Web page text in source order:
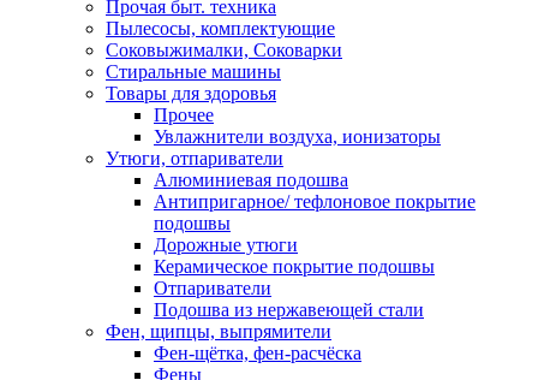
Прочая быт. техника
Пылесосы, комплектующие
Соковыжималки, Соковарки
Стиральные машины
Товары для здоровья
Прочее
Увлажнители воздуха, ионизаторы
Утюги, отпариватели
Алюминиевая подошва
Антипригарное/ тефлоновое покрытие
подошвы
Дорожные утюги
Керамическое покрытие подошвы
Отпариватели
Подошва из нержавеющей стали
Фен, щипцы, выпрямители
Фен-щётка, фен-расчёска
Фены